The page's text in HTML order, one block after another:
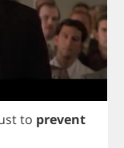
to prevent